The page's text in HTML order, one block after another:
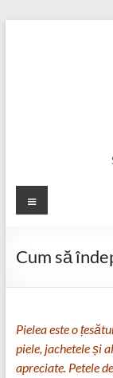
Meniu
Cum să
Pielea este o
piele, jachetele și
apreciate. Petele